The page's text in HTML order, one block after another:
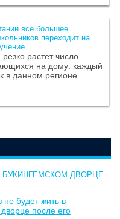
все большее
переходит на
растет число
на дому: каждый
в данном регионе
БУКИНГЕМСКОМ ДВОРЦЕ
не будет жить в
после его